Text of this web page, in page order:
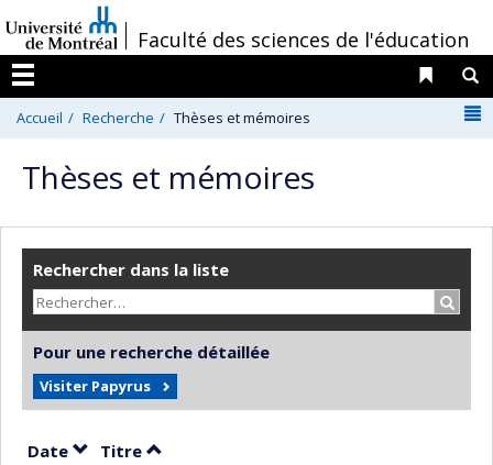
au
contenu
/Faculté des sciences de l'éducation
Menu
Liens
Accueil Recherche Thèses et mémoires
Thèses et mémoires
Rechercher dans la liste
Pour une recherche détaillée
Visiter Papyrus
Date Trier par date en ordre décroissant
Titre Trier par titre en ordre décroissant